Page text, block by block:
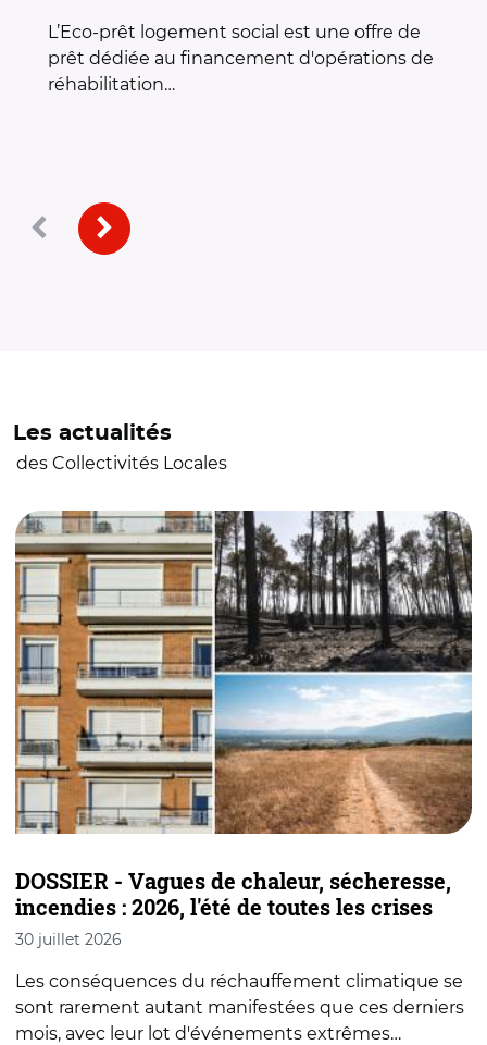
PrécédentSuivant
L’Eco-prêt logement social est une offre de
prêt dédiée au financement d'opérations de
réhabilitation…
Les actualités
des Collectivités Locales
DOSSIER - Vagues de chaleur, sécheresse,
incendies : 2026, l'été de toutes les crises
30 juillet 2026
Les conséquences du réchauffement climatique se
sont rarement autant manifestées que ces derniers
mois, avec leur lot d'événements extrêmes…